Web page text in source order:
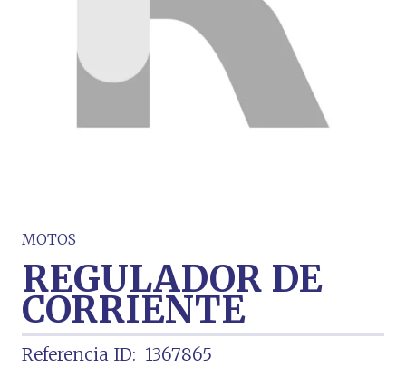
MOTOS
REGULADOR DE
CORRIENTE
Referencia ID: 1367865